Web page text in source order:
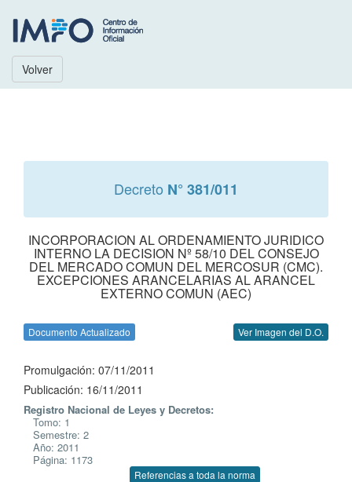
Volver
Decreto N° 381/011
INCORPORACION AL ORDENAMIENTO JURIDICO
INTERNO LA DECISION Nº 58/10 DEL CONSEJO
DEL MERCADO COMUN DEL MERCOSUR (CMC).
EXCEPCIONES ARANCELARIAS AL ARANCEL
EXTERNO COMUN (AEC)
Documento Actualizado Ver Imagen del D.O.
Promulgación: 07/11/2011
Publicación: 16/11/2011
Registro Nacional de Leyes y Decretos:
Tomo: 1
Semestre: 2
Año: 2011
Página: 1173
Referencias a toda la norma